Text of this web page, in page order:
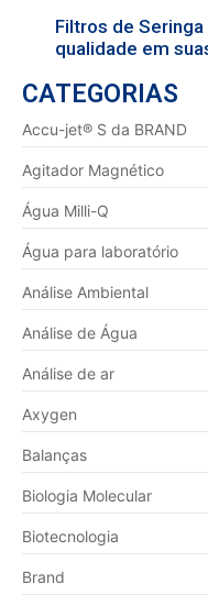
Filtros de
qualidade em
CATEGORIAS
Accu-jet® S da BRAND
Agitador Magnético
Água Milli-Q
Água para laboratório
Análise Ambiental
Análise de Água
Análise de ar
Axygen
Balanças
Biologia Molecular
Biotecnologia
Brand